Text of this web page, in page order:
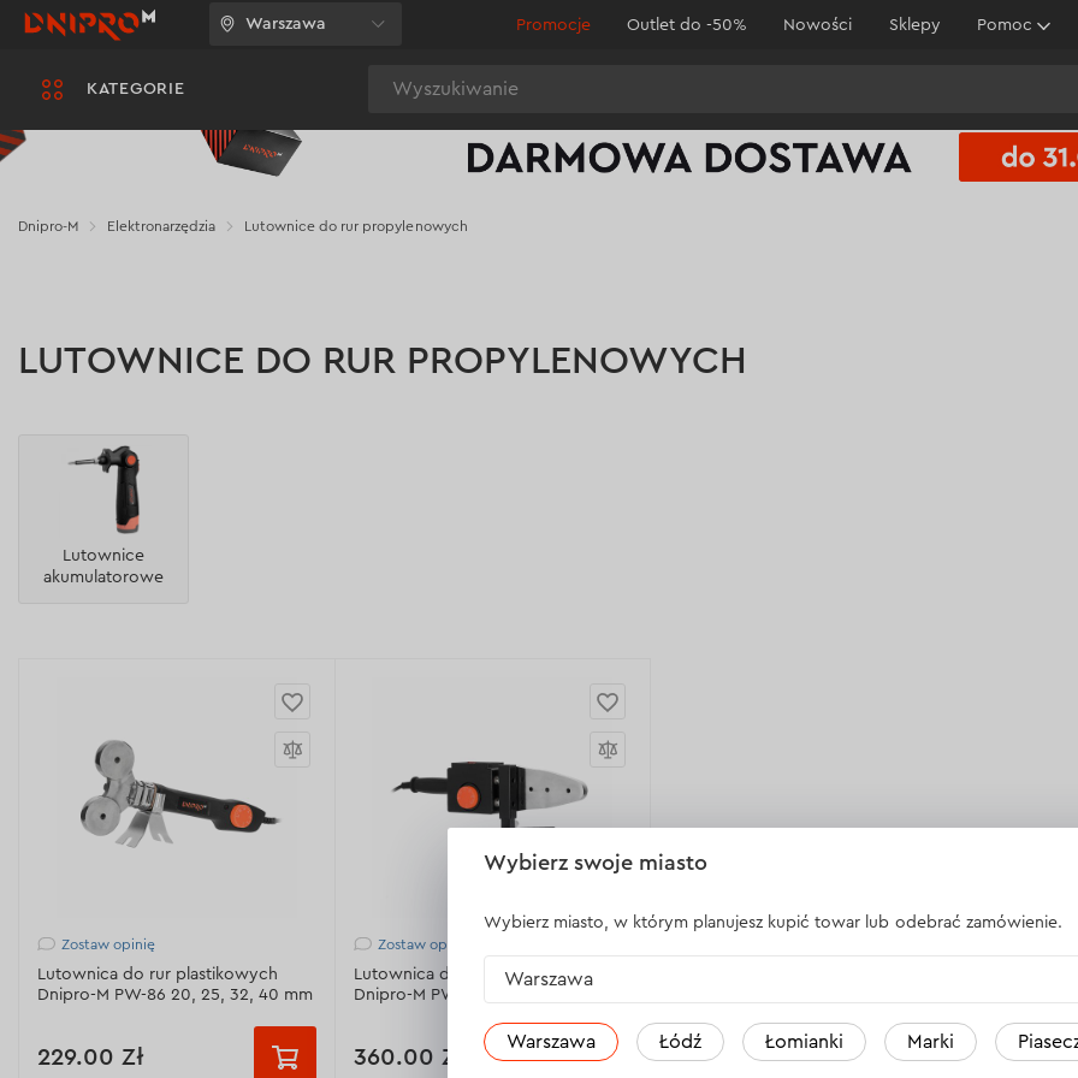
KATEGORIE
Warszawa Promocje Outlet do -50% Nowości Sklepy Pomoc
Dnipro-M Elektronarzędzia Lutownice do rur propylenowych
LUTOWNICE DO RUR PROPYLENOWYCH
Lutownice
akumulatorowe
Zostaw opinię
Lutownica do rur plastikowych
Dnipro-M PW-86 20, 25, 32, 40 mm
229.00 Zł
Zostaw opinię
Lutownica do rur plastikowych
Dnipro-M PW-185
360.00 Zł
Wybierz swoje miasto
Wybierz miasto, w którym planujesz kupić towar lub odebrać zamówienie.
Warszawa
Warszawa Łódź Łomianki Marki